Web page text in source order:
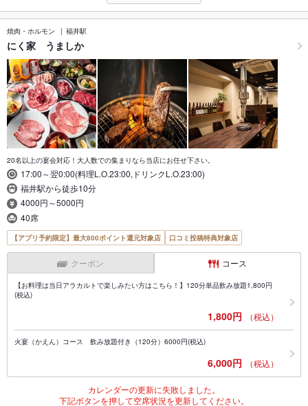
焼肉・ホルモン 福井駅
にく家 うましか
20名以上の宴会対応！大人数での集まりなら当店にお任せ下さい。
17:00～翌0:00(料理L.O.23:00,ドリンクL.O.23:00)
福井駅から徒歩10分
4000円～5000円
40席
【アプリ予約限定】最大800ポイント還元対象店 口コミ投稿特典対象店
クーポン コース
【お料理は当日アラカルトで楽しみたい方はこちら！】120分単品飲み放題1,800円
(税込)
1,800円 （税込）
火宴（かえん）コース 飲み放題付き（120分）6000円(税込)
6,000円 （税込）
カレンダーの更新に失敗しました。
下記ボタンを押して空席状況を更新してください。